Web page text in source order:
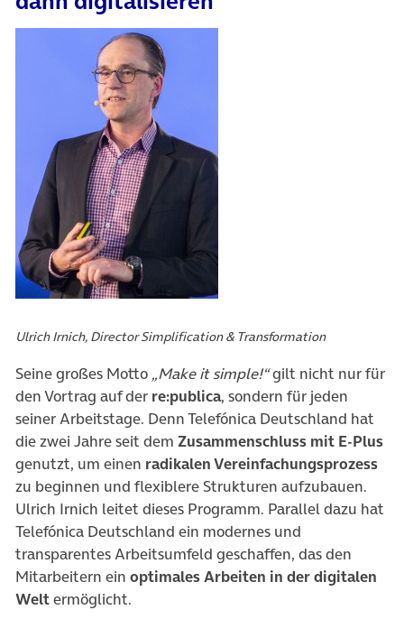
Ulrich Irnich, Director Simplification & Transformation
Seine großes Motto „Make it simple!“gilt nicht nur für
den Vortrag auf der re:publica, sondern für jeden
seiner Arbeitstage. Denn Telefónica Deutschland hat
die zwei Jahre seit dem Zusammenschluss mit E-Plus
genutzt, um einen radikalen Vereinfachungsprozess
zu beginnen und flexiblere Strukturen aufzubauen.
Ulrich Irnich leitet dieses Programm. Parallel dazu hat
Telefónica Deutschland ein modernes und
transparentes Arbeitsumfeld geschaffen, das den
Mitarbeitern ein optimales Arbeiten in der digitalen
Weltermöglicht.